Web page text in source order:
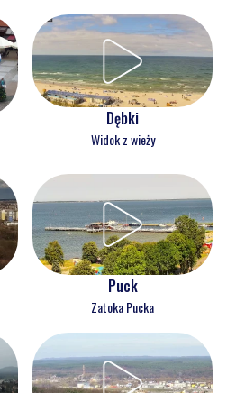
Dębki
Widok z wieży
Puck
Zatoka Pucka